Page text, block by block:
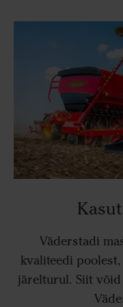
Väderstadi
kvaliteedi
järelturul. Siit võid